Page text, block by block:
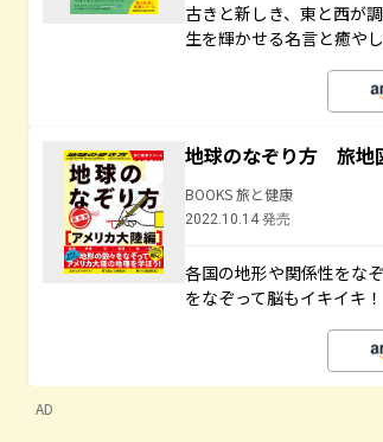
古きと新しき、東と西が
生を輝かせる名言と癒や
地球のなぞり方 旅地
BOOKS 旅と健康
2022.10.14 発売
各国の地形や関係性をな
をなぞって脳もイキイキ！
AD